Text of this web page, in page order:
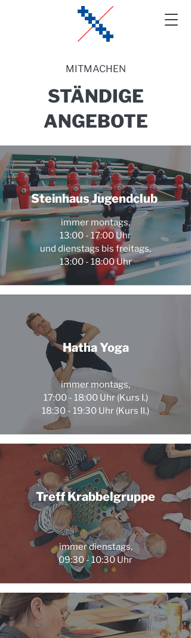
MITMACHEN
STÄNDIGE
ANGEBOTE
Steinhaus Jugendclub
immer montags,
13:00 - 17:00 Uhr
​und dienstags bis freitags,
13:00 - 18:00 Uhr
Hatha Yoga
immer montags,
17:00 - 18:00 Uhr (Kurs I.)
18:30 - 19:30 Uhr (Kurs II.)
Treff Krabbelgruppe
immer dienstags,
09:30 - 10:30 Uhr